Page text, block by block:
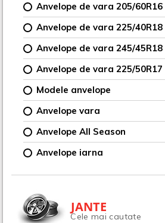
Anvelope de vara 205/60R16
Anvelope de vara 225/40R18
Anvelope de vara 245/45R18
Anvelope de vara 225/50R17
Modele anvelope
Anvelope vara
Anvelope All Season
Anvelope iarna
JANTE
Cele mai cautate